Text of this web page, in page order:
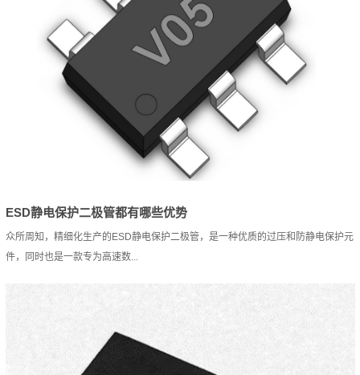
ESD静电保护二极管都有哪些优势
众所周知，精细化生产的ESD静电保护二极管，是一种优质的过压和防静电保护元
件，同时也是一款专为高速数...